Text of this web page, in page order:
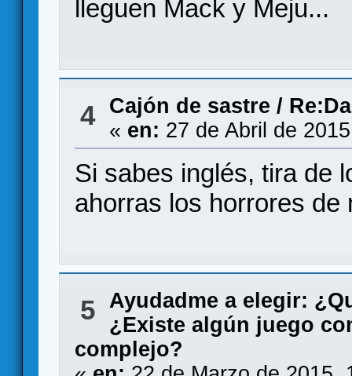
lleguen Mack y Meju...
4 Cajón de sastre /
« en: 27 de Abril de
Si sabes inglés, tira de
ahorras los horrores
5
Ayudadme a elegir:
¿Existe algún juego
complejo?